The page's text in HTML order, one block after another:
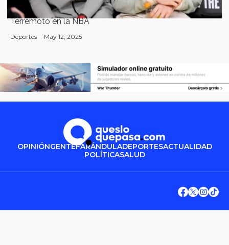
Terremoto en la NBA
Deportes May 12, 2025
OPINIÓNGENTEFARÁNDULADEPORTESACTUALIDAD
POLÍTICASALUD